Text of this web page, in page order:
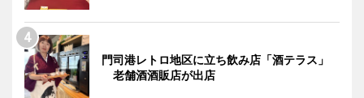
門司港レトロ地区に立ち飲み店「酒テラス」
老舗酒酒販店が出店